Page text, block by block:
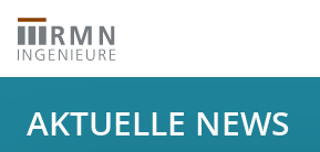
AKTUELLE NEWS